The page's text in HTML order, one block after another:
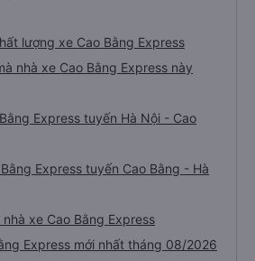
lượng xe Cao Bằng Express
nhà xe Cao Bằng Express này
Express tuyến Hà Nội - Cao
Express tuyến Cao Bằng - Hà
xe Cao Bằng Express
Express mới nhất tháng 08/2026